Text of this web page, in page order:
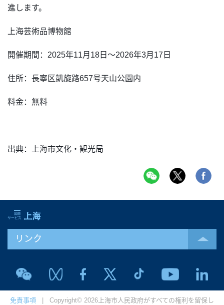
進します。
上海芸術品博物館
開催期間：2025年11月18日～2026年3月17日
住所：長寧区凱旋路657号天山公園内
料金：無料
出典：上海市文化・観光局
リンク
免責事項 | Copyright© 2026上海市人民政府がすべての権利を留保し